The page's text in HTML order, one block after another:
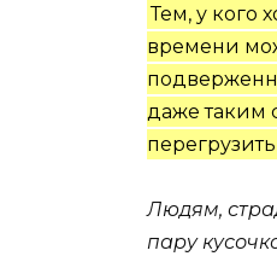
Тем, у кого
времени
даже таким
Людям,
пару